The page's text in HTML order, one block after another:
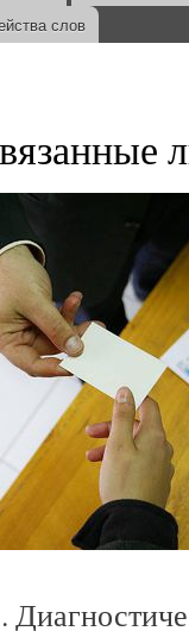
слов